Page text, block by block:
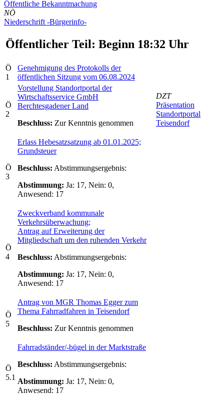
Öffentliche Bekanntmachung
NÖ
Niederschrift -Bürgerinfo-
Öffentlicher Teil: Beginn 18:32 Uhr
Ö
1
Genehmigung des Protokolls der
öffentlichen Sitzung vom 06.08.2024
Ö
2
Vorstellung Standortportal der
Wirtschaftsservice GmbH
Berchtesgadener Land
Beschluss: Zur Kenntnis genommen
DZT
Präsentation
Standortportal
Teisendorf
Ö
3
Erlass Hebesatzsatzung ab 01.01.2025;
Grundsteuer
Beschluss: Abstimmungsergebnis:
Abstimmung: Ja: 17, Nein: 0,
Anwesend: 17
Ö
4
Zweckverband kommunale
Verkehrsüberwachung;
Antrag auf Erweiterung der
Mitgliedschaft um den ruhenden Verkehr
Beschluss: Abstimmungsergebnis:
Abstimmung: Ja: 17, Nein: 0,
Anwesend: 17
Ö
5
Antrag von MGR Thomas Egger zum
Thema Fahrradfahren in Teisendorf
Beschluss: Zur Kenntnis genommen
Ö
5.1
Fahrradständer/-bügel in der Marktstraße
Beschluss: Abstimmungsergebnis:
Abstimmung: Ja: 17, Nein: 0,
Anwesend: 17